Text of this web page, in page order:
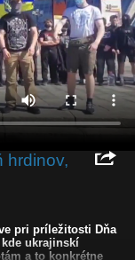
hrdinov,
pri príležitosti Dňa
ukrajinskí
a to konkrétne